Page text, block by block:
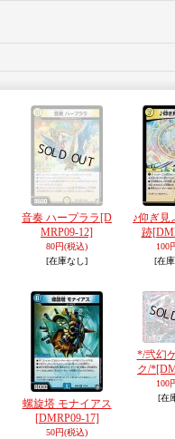
音奏 ハープララ [D
MRP09-12]
80円(税込)
[在庫なし]
♪仰ぎ見
跡
100
[在
螺旋塔 モナイアス
[DMRP09-17]
50円(税込)
*/弐幻
ク/*
100
[在